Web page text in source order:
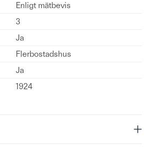
Enligt mätbevis
3
Ja
Flerbostadshus
Ja
1924